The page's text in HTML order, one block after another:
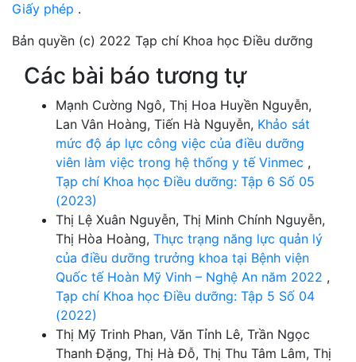
Giấy phép .
Bản quyền (c) 2022 Tạp chí Khoa học Điều dưỡng
Các bài báo tương tự
Mạnh Cường Ngô, Thị Hoa Huyền Nguyễn,
Lan Vân Hoàng, Tiến Hà Nguyễn, Khảo sát
mức độ áp lực công việc của điều dưỡng
viên làm việc trong hệ thống y tế Vinmec ,
Tạp chí Khoa học Điều dưỡng: Tập 6 Số 05
(2023)
Thị Lệ Xuân Nguyễn, Thị Minh Chính Nguyễn,
Thị Hòa Hoàng, Thực trạng năng lực quản lý
của điều dưỡng trưởng khoa tại Bệnh viện
Quốc tế Hoàn Mỹ Vinh – Nghệ An năm 2022 ,
Tạp chí Khoa học Điều dưỡng: Tập 5 Số 04
(2022)
Thị Mỹ Trinh Phan, Văn Tỉnh Lê, Trần Ngọc
Thanh Đặng, Thị Hà Đỗ, Thị Thu Tâm Lâm, Thị